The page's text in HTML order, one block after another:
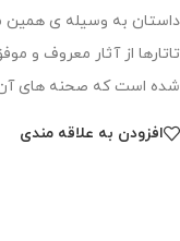
داستان به وسیله ی همین
تاتارها از آثار معروف و
شده است كه صحنه های آن
افزودن به علاقه مندی